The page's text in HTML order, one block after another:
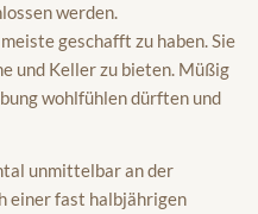
werden.
geschafft zu haben. Sie
und Keller zu bieten. Müßig
wohlfühlen dürften und
unmittelbar an der
einer fast halbjährigen